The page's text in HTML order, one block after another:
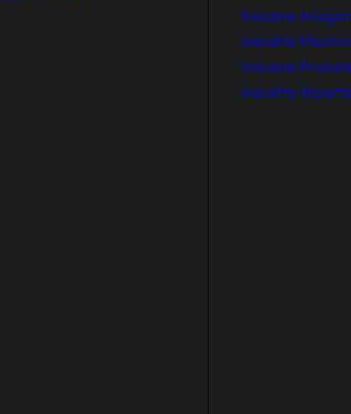
Industrie Anlagen
Industrie
Industrie
Industrie